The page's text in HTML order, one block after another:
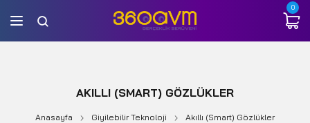
0
AKILLI (SMART) GÖZLÜKLER
Anasayfa Giyilebilir Teknoloji Akıllı (Smart) Gözlükler